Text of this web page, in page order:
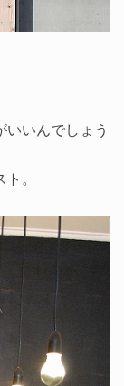
いんでしょう
。